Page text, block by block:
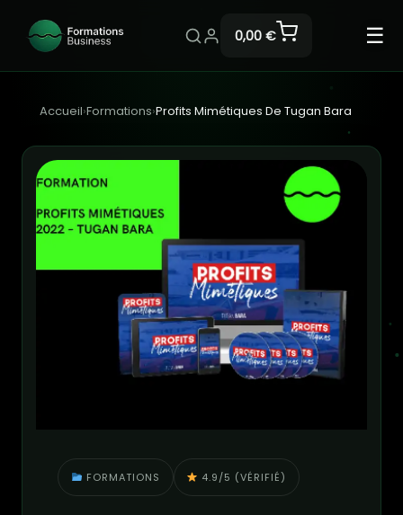
0,00 € ☰
Accueil›Formations›Profits Mimétiques De Tugan Bara
FORMATIONS 4.9/5 (VÉRIFIÉ)